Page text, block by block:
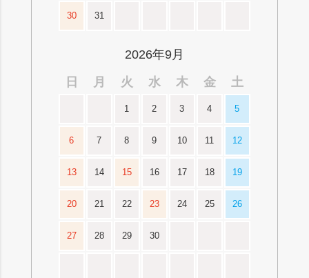
30 31
2026年9月
日
月 火 水 木 金 土
1 2 3 4 5
6 7 8 9 10 11 12
13 14 15 16 17 18 19
20 21 22 23 24 25 26
27 28 29 30